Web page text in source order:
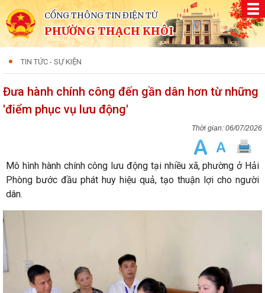
CỔNG THÔNG TIN ĐIỆN TỬ
PHƯỜNG THẠCH KHÔI
TIN TỨC - SỰ KIỆN
Đưa hành chính công đến gần dân hơn từ những
'điểm phục vụ lưu động'
06/07/2026
Mô hình hành chính công lưu động tại nhiều xã, phường ở Hải
Phòng bước đầu phát huy hiệu quả, tạo thuận lợi cho người
dân.